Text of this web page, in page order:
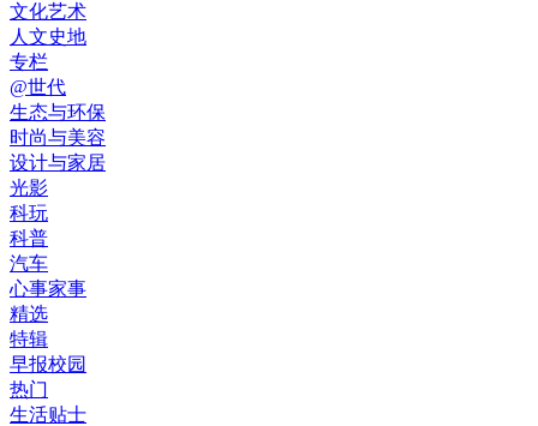
文化艺术
人文史地
专栏
@世代
生态与环保
时尚与美容
设计与家居
光影
科玩
科普
汽车
心事家事
精选
特辑
早报校园
热门
生活贴士